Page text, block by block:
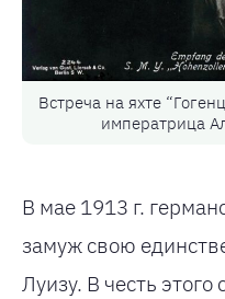
Встреча на яхте
императрица
В мае 1913 г.
замуж свою
Луизу. В честь